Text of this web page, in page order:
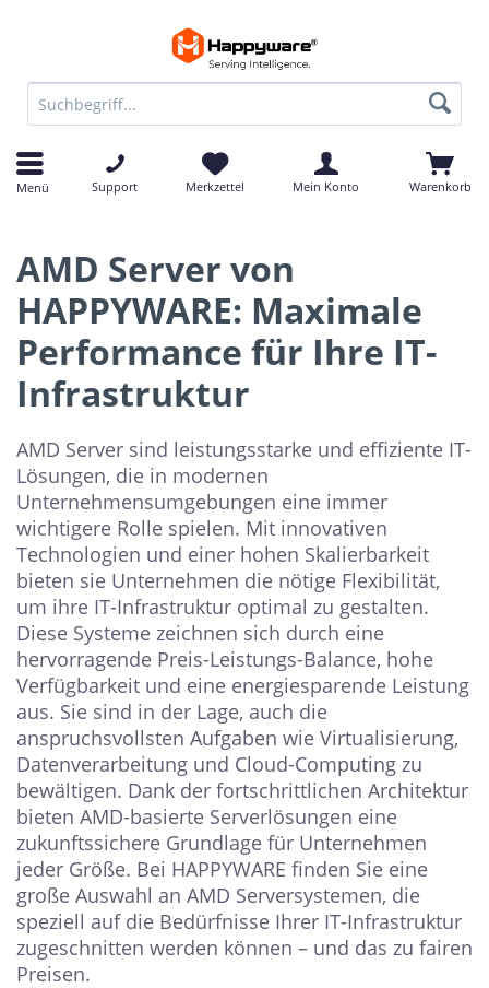
Menü Support Merkzettel Mein Konto Warenkorb
AMD Server von
HAPPYWARE: Maximale
Performance für Ihre IT-
Infrastruktur
AMD Server sind leistungsstarke und effiziente IT-
Lösungen, die in modernen
Unternehmensumgebungen eine immer
wichtigere Rolle spielen. Mit innovativen
Technologien und einer hohen Skalierbarkeit
bieten sie Unternehmen die nötige Flexibilität,
um ihre IT-Infrastruktur optimal zu gestalten.
Diese Systeme zeichnen sich durch eine
hervorragende Preis-Leistungs-Balance, hohe
Verfügbarkeit und eine energiesparende Leistung
aus. Sie sind in der Lage, auch die
anspruchsvollsten Aufgaben wie Virtualisierung,
Datenverarbeitung und Cloud-Computing zu
bewältigen. Dank der fortschrittlichen Architektur
bieten AMD-basierte Serverlösungen eine
zukunftssichere Grundlage für Unternehmen
jeder Größe. Bei HAPPYWARE finden Sie eine
große Auswahl an AMD Serversystemen, die
speziell auf die Bedürfnisse Ihrer IT-Infrastruktur
zugeschnitten werden können – und das zu fairen
Preisen.